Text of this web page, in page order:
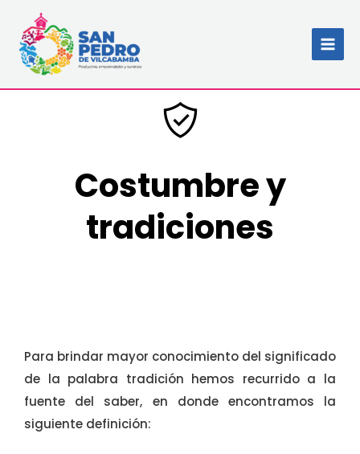
contenido
Costumbre y
tradiciones
Para brindar mayor conocimiento del significado
de la palabra tradición hemos recurrido a la
fuente del saber, en donde encontramos la
siguiente definición: